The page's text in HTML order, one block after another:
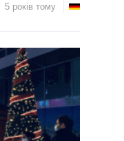
5 років тому